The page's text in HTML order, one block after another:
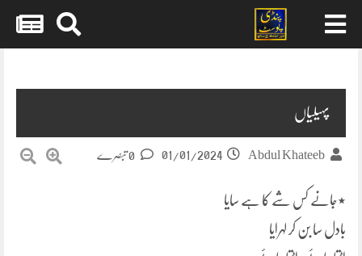
پہیلیاں
Abdul Khateeb
01/01/2024
٭جانے کس شے کا ہے سایا
بادل سا بن کر لہرایا